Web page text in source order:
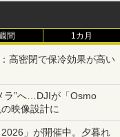
間 1カ月
高密閉で保冷効果が高い
ラ”へ…DJIが「Osmo
映像設計に
」が開催中。夕暮れ